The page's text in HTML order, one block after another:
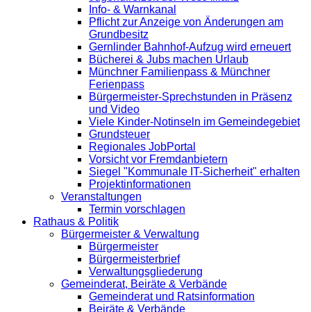
Info- & Warnkanal
Pflicht zur Anzeige von Änderungen am
Grundbesitz
Gernlinder Bahnhof-Aufzug wird erneuert
Bücherei & Jubs machen Urlaub
Münchner Familienpass & Münchner
Ferienpass
Bürgermeister-Sprechstunden in Präsenz
und Video
Viele Kinder-Notinseln im Gemeindegebiet
Grundsteuer
Regionales JobPortal
Vorsicht vor Fremdanbietern
Siegel "Kommunale IT-Sicherheit" erhalten
Projektinformationen
Veranstaltungen
Termin vorschlagen
Rathaus & Politik
Bürgermeister & Verwaltung
Bürgermeister
Bürgermeisterbrief
Verwaltungsgliederung
Gemeinderat, Beiräte & Verbände
Gemeinderat und Ratsinformation
Beiräte & Verbände